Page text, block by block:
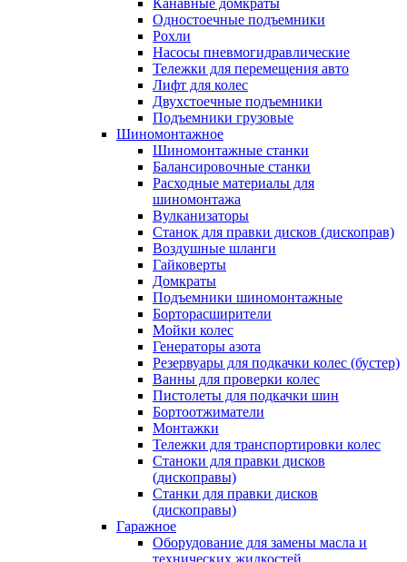
Канавные домкраты
Одностоечные подъемники
Рохли
Насосы пневмогидравлические
Тележки для перемещения авто
Лифт для колес
Двухстоечные подъемники
Подъемники грузовые
Шиномонтажное
Шиномонтажные станки
Балансировочные станки
Расходные материалы для
шиномонтажа
Вулканизаторы
Станок для правки дисков (дископрав)
Воздушные шланги
Гайковерты
Домкраты
Подъемники шиномонтажные
Борторасширители
Мойки колес
Генераторы азота
Резервуары для подкачки колес (бустер)
Ванны для проверки колес
Пистолеты для подкачки шин
Бортоотжиматели
Монтажки
Тележки для транспортировки колес
Станоки для правки дисков
(дископравы)
Станки для правки дисков
(дископравы)
Гаражное
Оборудование для замены масла и
технических жидкостей